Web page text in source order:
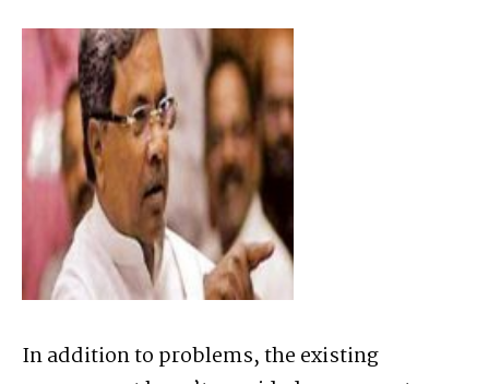
In addition to problems, the existing